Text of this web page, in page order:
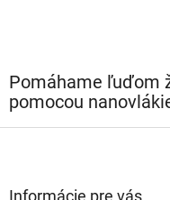
Pomáhame ľuďom
pomocou
Informácie pre vás